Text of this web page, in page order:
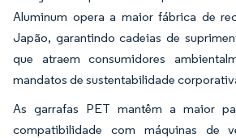
Aluminum opera a maior fábrica de
Japão, garantindo cadeias de
que atraem consumidores
mandatos de sustentabilidade
As garrafas PET mantêm a maior
compatibilidade com máquinas de